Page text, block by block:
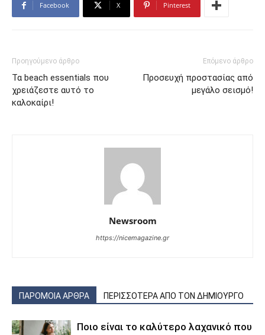
Facebook X Pinterest
Προηγούμενο άρθρο
Τα beach essentials που
χρειάζεστε αυτό το
καλοκαίρι!
Επόμενο άρθρο
Προσευχή προστασίας από
μεγάλο σεισμό!
Newsroom
https://nicemagazine.gr
ΠΑΡΟΜΟΙΑ ΑΡΘΡΑ ΠΕΡΙΣΣΟΤΕΡΑ ΑΠΟ ΤΟΝ ΔΗΜΙΟΥΡΓΟ
Ποιο είναι το καλύτερο λαχανικό που